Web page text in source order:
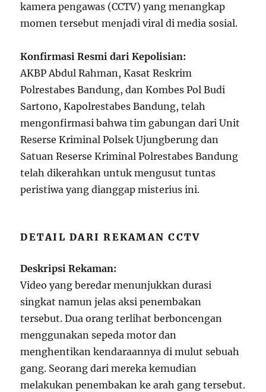
kamera pengawas (CCTV) yang menangkap
momen tersebut menjadi viral di media sosial.
Konfirmasi Resmi dari Kepolisian:
AKBP Abdul Rahman, Kasat Reskrim
Polrestabes Bandung, dan Kombes Pol Budi
Sartono, Kapolrestabes Bandung, telah
mengonfirmasi bahwa tim gabungan dari Unit
Reserse Kriminal Polsek Ujungberung dan
Satuan Reserse Kriminal Polrestabes Bandung
telah dikerahkan untuk mengusut tuntas
peristiwa yang dianggap misterius ini.
DETAIL DARI REKAMAN CCTV
Deskripsi Rekaman:
Video yang beredar menunjukkan durasi
singkat namun jelas aksi penembakan
tersebut. Dua orang terlihat berboncengan
menggunakan sepeda motor dan
menghentikan kendaraannya di mulut sebuah
gang. Seorang dari mereka kemudian
melakukan penembakan ke arah gang tersebut.